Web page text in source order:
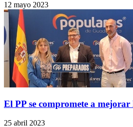
12 mayo 2023
El PP se compromete a
25 abril 2023